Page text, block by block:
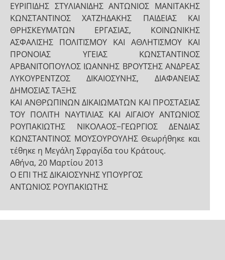
ΕΥΡΙΠΙΔΗΣ ΣΤΥΛΙΑΝΙΔΗΣ ΑΝΤΩΝΙΟΣ ΜΑΝΙΤΑΚΗΣ
ΚΩΝΣΤΑΝΤΙΝΟΣ ΧΑΤΖΗΔΑΚΗΣ ΠΑΙΔΕΙΑΣ ΚΑΙ
ΘΡΗΣΚΕΥΜΑΤΩΝ ΕΡΓΑΣΙΑΣ, ΚΟΙΝΩΝΙΚΗΣ
ΑΣΦΑΛΙΣΗΣ ΠΟΛΙΤΙΣΜΟΥ ΚΑΙ ΑΘΛΗΤΙΣΜΟΥ ΚΑΙ
ΠΡΟΝΟΙΑΣ ΥΓΕΙΑΣ ΚΩΝΣΤΑΝΤΙΝΟΣ
ΑΡΒΑΝΙΤΟΠΟΥΛΟΣ ΙΩΑΝΝΗΣ ΒΡΟΥΤΣΗΣ ΑΝΔΡΕΑΣ
ΛΥΚΟΥΡΕΝΤΖΟΣ ΔΙΚΑΙΟΣΥΝΗΣ, ΔΙΑΦΑΝΕΙΑΣ
ΔΗΜΟΣΙΑΣ ΤΑΞΗΣ
ΚΑΙ ΑΝΘΡΩΠΙΝΩΝ ΔΙΚΑΙΩΜΑΤΩΝ ΚΑΙ ΠΡΟΣΤΑΣΙΑΣ
ΤΟΥ ΠΟΛΙΤΗ ΝΑΥΤΙΛΙΑΣ ΚΑΙ ΑΙΓΑΙΟΥ ΑΝΤΩΝΙΟΣ
ΡΟΥΠΑΚΙΩΤΗΣ ΝΙΚΟΛΑΟΣ−ΓΕΩΡΓΙΟΣ ΔΕΝΔΙΑΣ
ΚΩΝΣΤΑΝΤΙΝΟΣ ΜΟΥΣΟΥΡΟΥΛΗΣ Θεωρήθηκε και
τέθηκε η Μεγάλη Σφραγίδα του Κράτους.
Αθήνα, 20 Μαρτίου 2013
Ο ΕΠΙ ΤΗΣ ΔΙΚΑΙΟΣΥΝΗΣ ΥΠΟΥΡΓΟΣ
ΑΝΤΩΝΙΟΣ ΡΟΥΠΑΚΙΩΤΗΣ